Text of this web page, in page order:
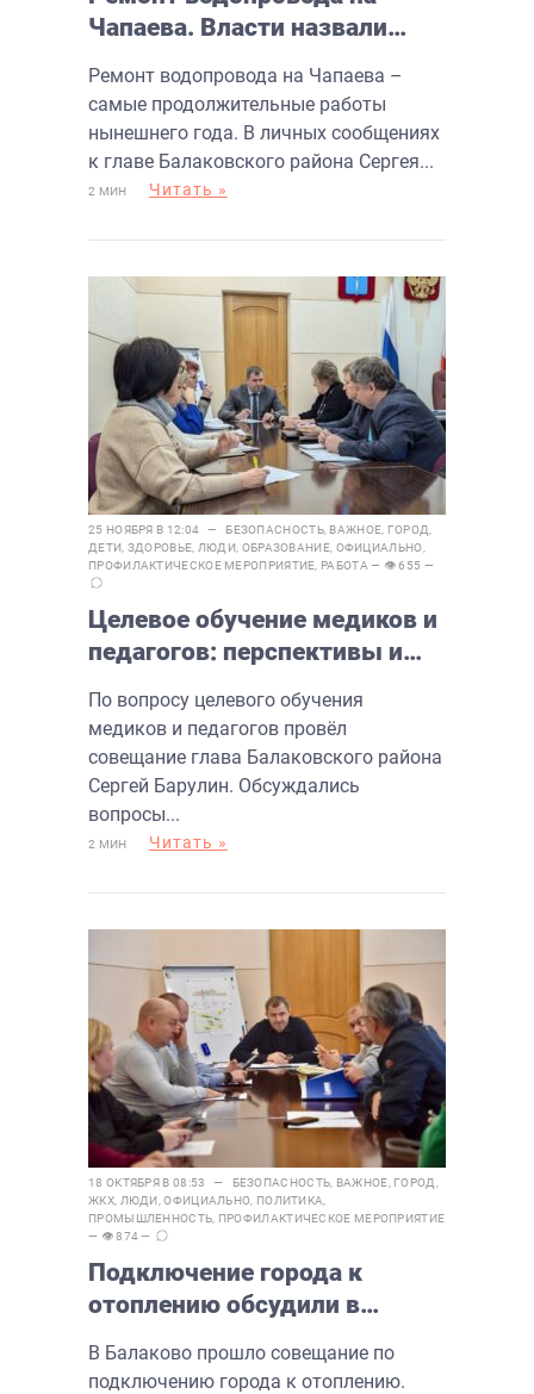
Чапаева. Власти назвали
Ремонт водопровода на Чапаева –
самые продолжительные работы
нынешнего года. В личных сообщениях
к главе Балаковского района Сергея...
2 МИН Читать »
25 НОЯБРЯ В 12:04 — БЕЗОПАСНОСТЬ, ВАЖНОЕ ГОРОД
ДЕТИ ЗДОРОВЬЕ ЛЮДИ ОБРАЗОВАНИЕ, ОФИЦИАЛЬНО
ПРОФИЛАКТИЧЕСКОЕ МЕРОПРИЯТИЕ РАБОТА — 👁 655 —
Целевое обучение медиков и
педагогов: перспективы и
По вопросу целевого обучения
медиков и педагогов провёл
совещание глава Балаковского района
Сергей Барулин. Обсуждались
вопросы...
2 МИН Читать »
18 ОКТЯБРЯ В 08:53 — БЕЗОПАСНОСТЬ ВАЖНОЕ ГОРОД
ЖКХ, ЛЮДИ ,ОФИЦИАЛЬНО ПОЛИТИКА
ПРОМЫШЛЕННОСТЬ ПРОФИЛАКТИЧЕСКОЕ МЕРОПРИЯТИЕ
— 👁 874 —
Подключение города к
отоплению обсудили в
В Балаково прошло совещание по
подключению города к отоплению.